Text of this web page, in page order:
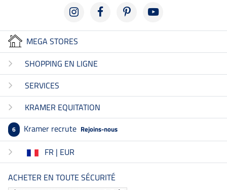
MEGA STORES
SHOPPING EN LIGNE
SERVICES
KRAMER EQUITATION
6 Kramer recrute Rejoins-nous
FR | EUR
ACHETER EN TOUTE SÉCURITÉ